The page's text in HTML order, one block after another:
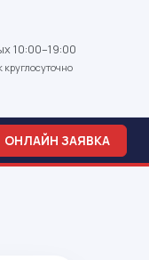
10:00–19:00
ОНЛАЙН ЗАЯВКА